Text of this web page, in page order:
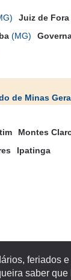
Juiz de Fora
(MG)
de Minas
Montes
Ipatinga
feriados
saber